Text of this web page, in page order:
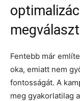
Fentebb már
oka, emiatt nem
fontosságát. A
meg gyakorlatilag